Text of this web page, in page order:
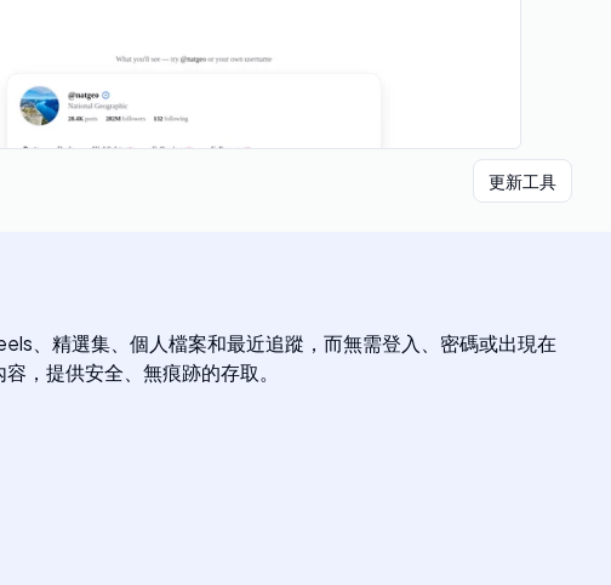
更新工具
、精選集、個人檔案和最近追蹤，而無需登入、密碼或出現在
，提供安全、無痕跡的存取。